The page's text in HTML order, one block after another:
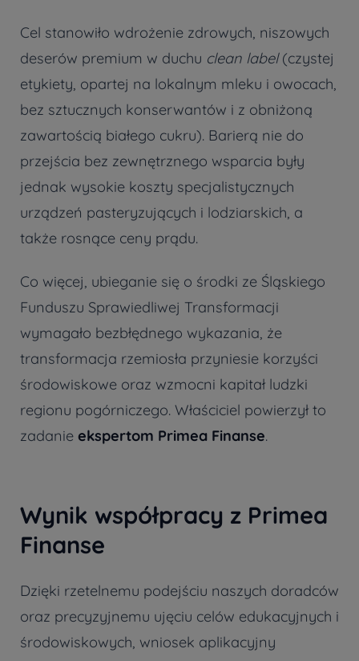
Cel stanowiło wdrożenie zdrowych, niszowych
deserów premium w duchu clean label(czystej
etykiety, opartej na lokalnym mleku i owocach,
bez sztucznych konserwantów i z obniżoną
zawartością białego cukru). Barierą nie do
przejścia bez zewnętrznego wsparcia były
jednak wysokie koszty specjalistycznych
urządzeń pasteryzujących i lodziarskich, a
także rosnące ceny prądu.
Co więcej, ubieganie się o środki ze Śląskiego
Funduszu Sprawiedliwej Transformacji
wymagało bezbłędnego wykazania, że
transformacja rzemiosła przyniesie korzyści
środowiskowe oraz wzmocni kapitał ludzki
regionu pogórniczego. Właściciel powierzył to
zadanie ekspertom Primea Finanse.
Wynik współpracy z Primea
Finanse
Dzięki rzetelnemu podejściu naszych doradców
oraz precyzyjnemu ujęciu celów edukacyjnych i
środowiskowych, wniosek aplikacyjny